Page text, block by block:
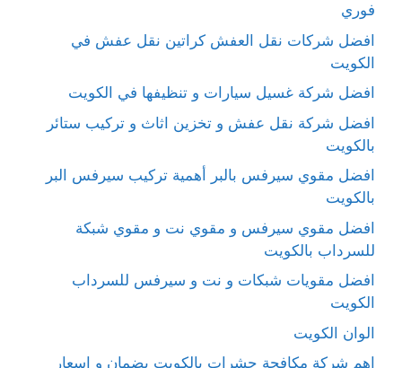
فوري
افضل شركات نقل العفش كراتين نقل عفش في
الكويت
افضل شركة غسيل سيارات و تنظيفها في الكويت
افضل شركة نقل عفش و تخزين اثاث و تركيب ستائر
بالكويت
افضل مقوي سيرفس بالبر أهمية تركيب سيرفس البر
بالكويت
افضل مقوي سيرفس و مقوي نت و مقوي شبكة
للسرداب بالكويت
افضل مقويات شبكات و نت و سيرفس للسرداب
الكويت
الوان الكويت
اهم شركة مكافحة حشرات بالكويت بضمان و اسعار